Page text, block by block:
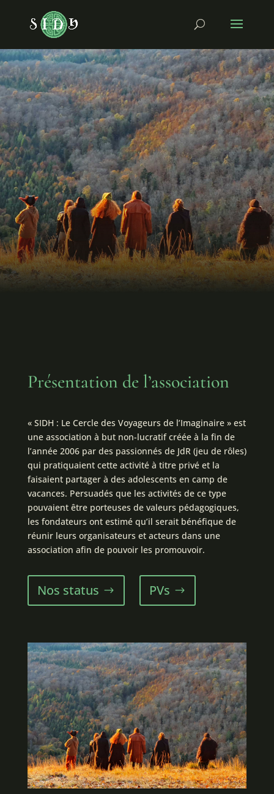
Présentation de l’association
« SIDH : Le Cercle des Voyageurs de l’Imaginaire » est
une association à but non-lucratif créée à la fin de
l’année 2006 par des passionnés de JdR (jeu de rôles)
qui pratiquaient cette activité à titre privé et la
faisaient partager à des adolescents en camp de
vacances. Persuadés que les activités de ce type
pouvaient être porteuses de valeurs pédagogiques,
les fondateurs ont estimé qu’il serait bénéfique de
réunir leurs organisateurs et acteurs dans une
association afin de pouvoir les promouvoir.
Nos status PVs